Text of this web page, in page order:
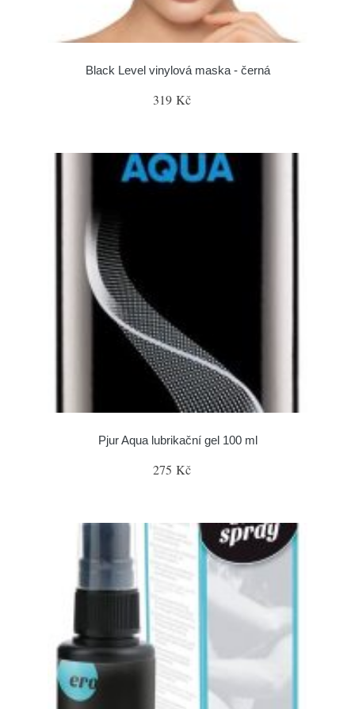
Black Level vinylová maska - černá
319 Kč
Pjur Aqua lubrikační gel 100 ml
275 Kč